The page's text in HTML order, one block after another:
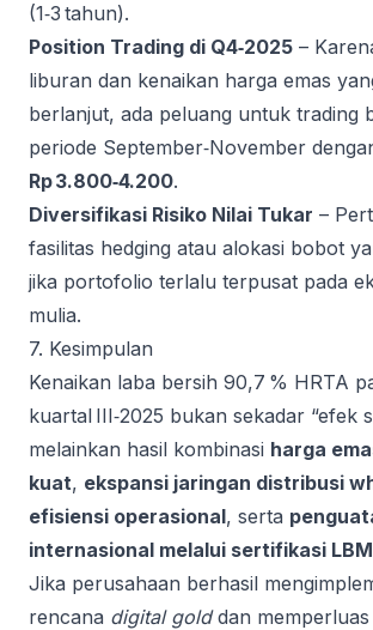
(1‑3 tahun).
Position Trading di Q4‑2025 –
liburan dan kenaikan harga emas
berlanjut, ada peluang untuk trading
periode September‑November
Rp 3.800‑4.200.
Diversifikasi Risiko Nilai Tukar –
fasilitas hedging atau alokasi bobot
jika portofolio terlalu terpusat pada
mulia.
7. Kesimpulan
Kenaikan laba bersih 90,7 % HRTA
kuartal III‑2025 bukan sekadar “efek
melainkan hasil kombinasi harga
kuat, ekspansi jaringan distribusi
efisiensi operasional, serta
internasional melalui sertifikasi
Jika perusahaan berhasil
rencana digital golddan memperluas